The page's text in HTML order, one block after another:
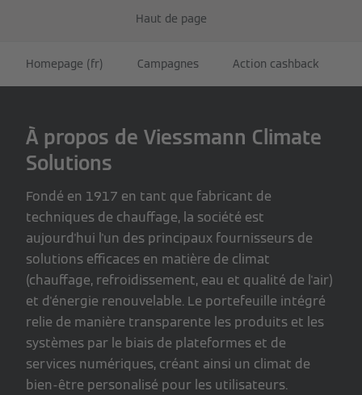
Haut de page
Homepage (fr) Campagnes Action cashback
À propos de Viessmann Climate
Solutions
Fondé en 1917 en tant que fabricant de
techniques de chauffage, la société est
aujourd'hui l'un des principaux fournisseurs de
solutions efficaces en matière de climat
(chauffage, refroidissement, eau et qualité de l'air)
et d'énergie renouvelable. Le portefeuille intégré
relie de manière transparente les produits et les
systèmes par le biais de plateformes et de
services numériques, créant ainsi un climat de
bien-être personalisé pour les utilisateurs.